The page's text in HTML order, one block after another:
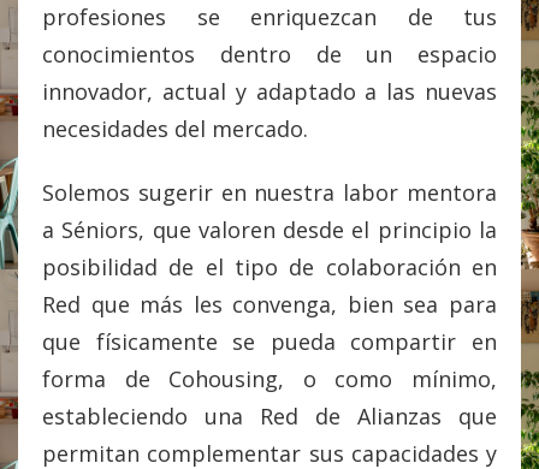
profesiones se enriquezcan de tus
conocimientos dentro de un espacio
innovador, actual y adaptado a las nuevas
necesidades del mercado.
Solemos sugerir en nuestra labor mentora
a Séniors, que valoren desde el principio la
posibilidad de el tipo de colaboración en
Red que más les convenga, bien sea para
que físicamente se pueda compartir en
forma de Cohousing, o como mínimo,
estableciendo una Red de Alianzas que
permitan complementar sus capacidades y